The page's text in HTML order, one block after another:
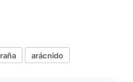
arácnido